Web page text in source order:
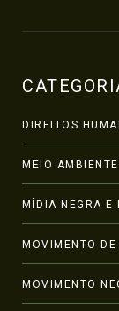
DIREITOS
MEIO AMBIENTE
MÍDIA NEGRA E
MOVIMENTO DE
MOVIMENTO